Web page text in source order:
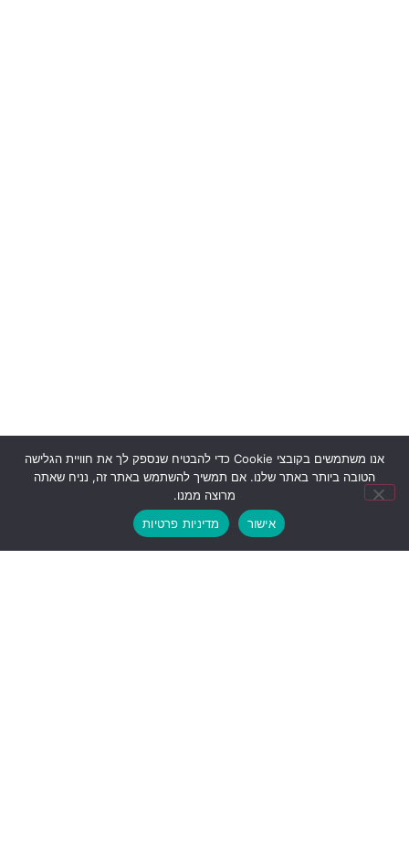
אנו משתמשים בקובצי Cookie כדי להבטיח שנספק לך את חוויית הגלישה
הטובה ביותר באתר שלנו. אם תמשיך להשתמש באתר זה, נניח שאתה
מרוצה ממנו.
אישור
מדיניות פרטיות